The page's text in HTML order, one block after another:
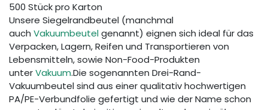
500 Stück pro Karton
Unsere Siegelrandbeutel (manchmal
auch Vakuumbeutelgenannt) eignen sich ideal für das
Verpacken, Lagern, Reifen und Transportieren von
Lebensmitteln, sowie Non-Food-Produkten
unterVakuum.Die sogenannten Drei-Rand-
Vakuumbeutel sind aus einer qualitativ hochwertigen
PA/PE-Verbundfolie gefertigt und wie der Name schon